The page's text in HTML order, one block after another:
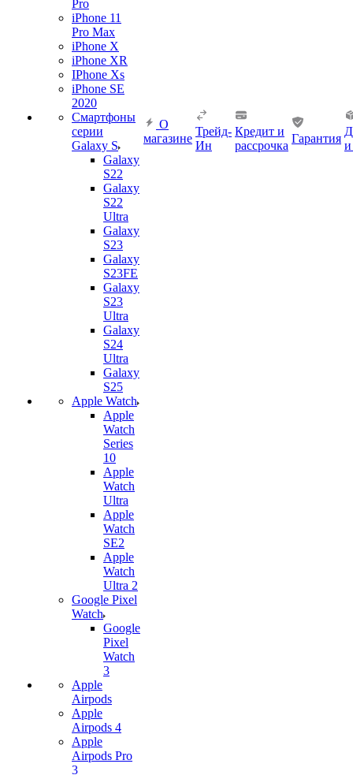
Pro
iPhone 11
Pro Max
iPhone X
iPhone XR
IPhone Xs
iPhone SE
2020
Смартфоны
серии
Galaxy S
Galaxy
S22
Galaxy
S22
Ultra
Galaxy
S23
Galaxy
S23FE
Galaxy
S23
Ultra
Galaxy
S24
Ultra
Galaxy
S25
Apple Watch
Apple
Watch
Series
10
Apple
Watch
Ultra
Apple
Watch
SE2
Apple
Watch
Ultra 2
Google Pixel
Watch
Google
Pixel
Watch
3
Apple
Airpods
Apple
Airpods 4
Apple
Airpods Pro
3
О
магазине
Трейд-
Ин
Кредит и
рассрочка
Гарантия
и